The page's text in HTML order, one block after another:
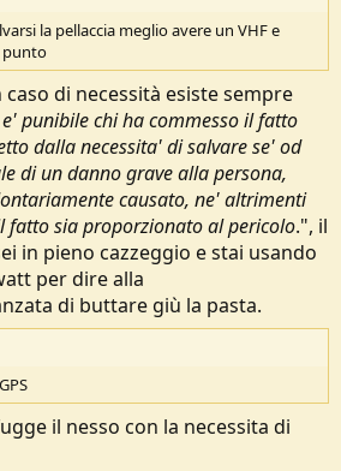
la pellaccia meglio avere un VHF e
punto
caso di necessità esiste sempre
punibile chi ha commesso il fatto
dalla necessita' di salvare se' od
di un danno grave alla persona,
causato, ne' altrimenti
fatto sia proporzionato al pericolo.", il
in pieno cazzeggio e stai usando
per dire alla
di buttare giù la pasta.
il nesso con la necessita di